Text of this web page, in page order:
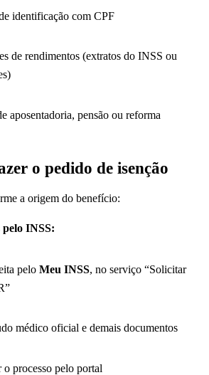
identificação com CPF
de rendimentos (extratos do INSS ou
aposentadoria, pensão ou reforma
o pedido de isenção
a origem do benefício:
pelo INSS:
pelo Meu INSS, no serviço “Solicitar
médico oficial e demais documentos
o processo pelo portal